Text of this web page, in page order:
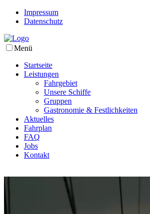
Impressum
Datenschutz
Menü
Startseite
Leistungen
Fahrgebiet
Unsere Schiffe
Gruppen
Gastronomie & Festlichkeiten
Aktuelles
Fahrplan
FAQ
Jobs
Kontakt